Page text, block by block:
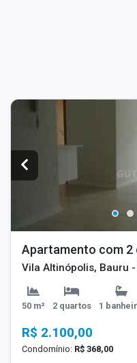
Apartamento com 2
Vila Altinópolis, Bauru -
50 m² 2 quartos 1
R$ 2.100,00
Condomínio: R$ 368,00